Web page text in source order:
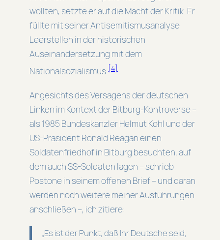
wollten, setzte er auf die Macht der Kritik. Er
füllte mit seiner Antisemitismusanalyse
Leerstellen in der historischen
Auseinandersetzung mit dem
Nationalsozialismus.[4]
Angesichts des Versagens der deutschen
Linken im Kontext der Bitburg-Kontroverse –
als 1985 Bundeskanzler Helmut Kohl und der
US-Präsident Ronald Reagan einen
Soldatenfriedhof in Bitburg besuchten, auf
dem auch SS-Soldaten lagen – schrieb
Postone in seinem offenen Brief – und daran
werden noch weitere meiner Ausführungen
anschließen –, ich zitiere:
„Es ist der Punkt, daß Ihr Deutsche seid,